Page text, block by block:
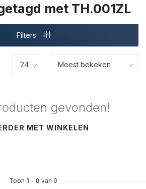
met TH.001ZL
Filters
gevonden!
MET WINKELEN
Toon 1 - 0 van 0